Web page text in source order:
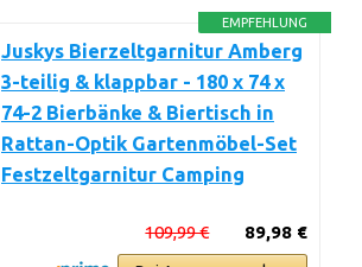
EMPFEHLUNG
Juskys Bierzeltgarnitur Amberg
3-teilig & klappbar - 180 x 74 x
74-2 Bierbänke & Biertisch in
Rattan-Optik Gartenmöbel-Set
Festzeltgarnitur Camping
89,98 €
109,99 €